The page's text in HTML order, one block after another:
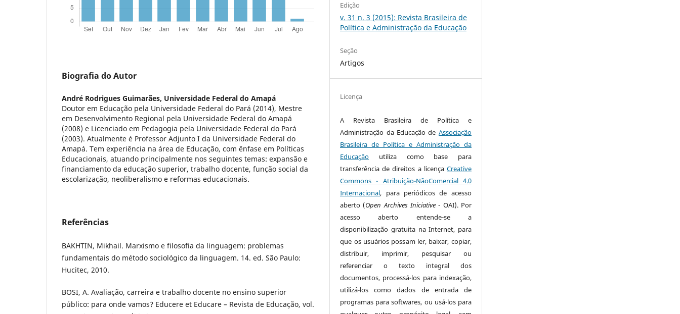
Biografia do Autor
André Rodrigues Guimarães, Universidade Federal do Amapá
Doutor em Educação pela Universidade Federal do Pará (2014), Mestre
em Desenvolvimento Regional pela Universidade Federal do Amapá
(2008) e Licenciado em Pedagogia pela Universidade Federal do Pará
(2003). Atualmente é Professor Adjunto I da Universidade Federal do
Amapá. Tem experiência na área de Educação, com ênfase em Políticas
Educacionais, atuando principalmente nos seguintes temas: expansão e
financiamento da educação superior, trabalho docente, função social da
escolarização, neoliberalismo e reformas educacionais.
Referências
BAKHTIN, Mikhail. Marxismo e filosofia da linguagem: problemas
fundamentais do método sociológico da linguagem. 14. ed. São Paulo:
Hucitec, 2010.
BOSI, A. Avaliação, carreira e trabalho docente no ensino superior
público: para onde vamos? Educere et Educare – Revista de Educação, vol.
Edição
v. 31 n. 3 (2015): Revista Brasileira de
Política e Administração da Educação
Seção
Artigos
Licença
A Revista Brasileira de Política e
Administração da Educação de Associação
Brasileira de Política e Administração da
Educação utiliza como base para
transferência de direitos a licença Creative
Commons - Atribuição-NãoComercial 4.0
Internacional, para periódicos de acesso
aberto (Open Archives Iniciative - OAI). Por
acesso aberto entende-se a
disponibilização gratuita na Internet, para
que os usuários possam ler, baixar, copiar,
distribuir, imprimir, pesquisar ou
referenciar o texto integral dos
documentos, processá-los para indexação,
utilizá-los como dados de entrada de
programas para softwares, ou usá-los para